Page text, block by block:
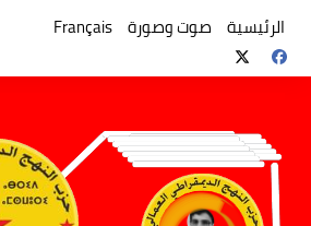
المحتوى
الرئيسية صوت وصورة Français